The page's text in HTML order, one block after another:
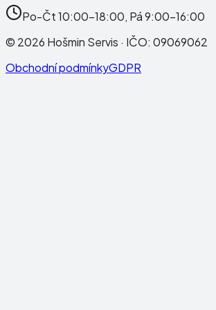
Po-Čt 10:00-18:00, Pá 9:00-16:00
© 2026 Hošmin Servis · IČO: 09069062
Obchodní podmínkyGDPR